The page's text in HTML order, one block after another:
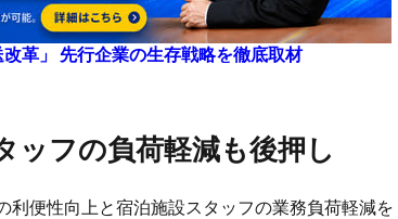
革」 先行企業の生存戦略を徹底取材
ッフの負荷軽減も後押し
便性向上と宿泊施設スタッフの業務負荷軽減を